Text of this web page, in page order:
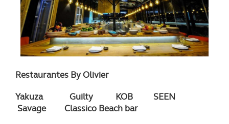
Restaurantes By Olivier
Yakuza Guilty KOB SEEN
Savage Classico Beach bar